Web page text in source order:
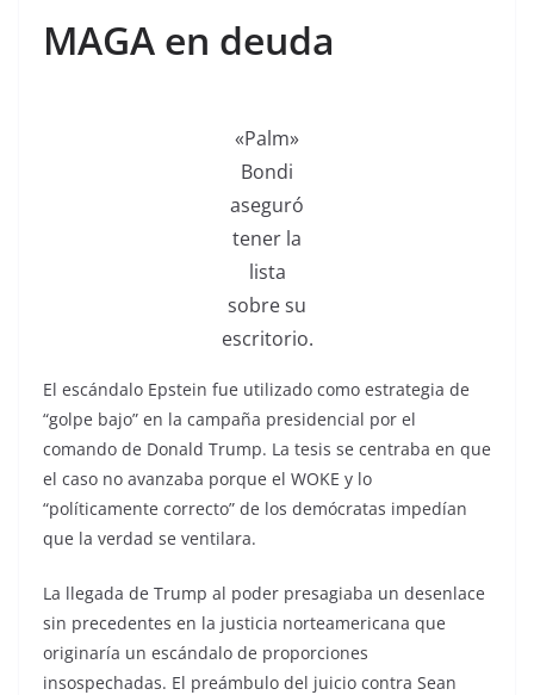
MAGA en deuda
«Palm»
Bondi
aseguró
tener la
lista
sobre su
escritorio.
El escándalo Epstein fue utilizado como estrategia de
“golpe bajo” en la campaña presidencial por el
comando de Donald Trump. La tesis se centraba en que
el caso no avanzaba porque el WOKE y lo
“políticamente correcto” de los demócratas impedían
que la verdad se ventilara.
La llegada de Trump al poder presagiaba un desenlace
sin precedentes en la justicia norteamericana que
originaría un escándalo de proporciones
insospechadas. El preámbulo del juicio contra Sean